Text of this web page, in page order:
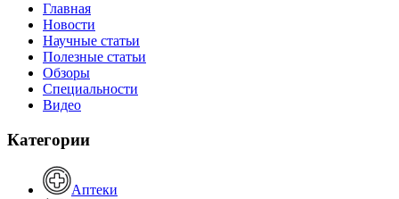
Главная
Новости
Научные статьи
Полезные статьи
Обзоры
Специальности
Видео
Категории
Аптеки